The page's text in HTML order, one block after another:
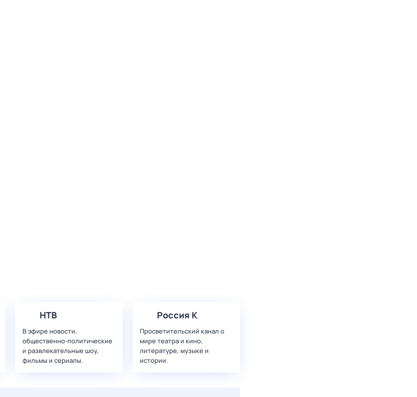
НТВ
В эфире новости,
общественно-политические
и развлекательные шоу,
фильмы и сериалы.
Россия К
Просветительский канал о
мире театра и кино,
литературе, музыке и
истории.